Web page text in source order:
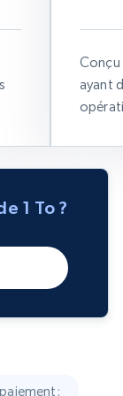
Conçu
ayant
1 To ?